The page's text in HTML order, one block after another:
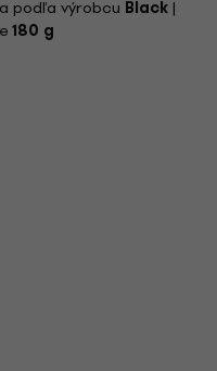
podľa výrobcu Black |
180 g